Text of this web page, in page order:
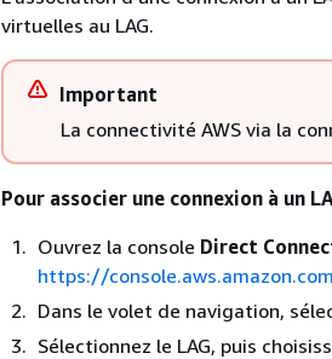
virtuelles au LAG.
Important
La connectivité AWS via la
Pour associer une connexion à un
Ouvrez la console Direct
https://
Dans le volet de navigation,
Sélectionnez le LAG, puis